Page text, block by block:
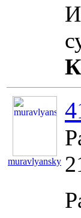
muravlyansky